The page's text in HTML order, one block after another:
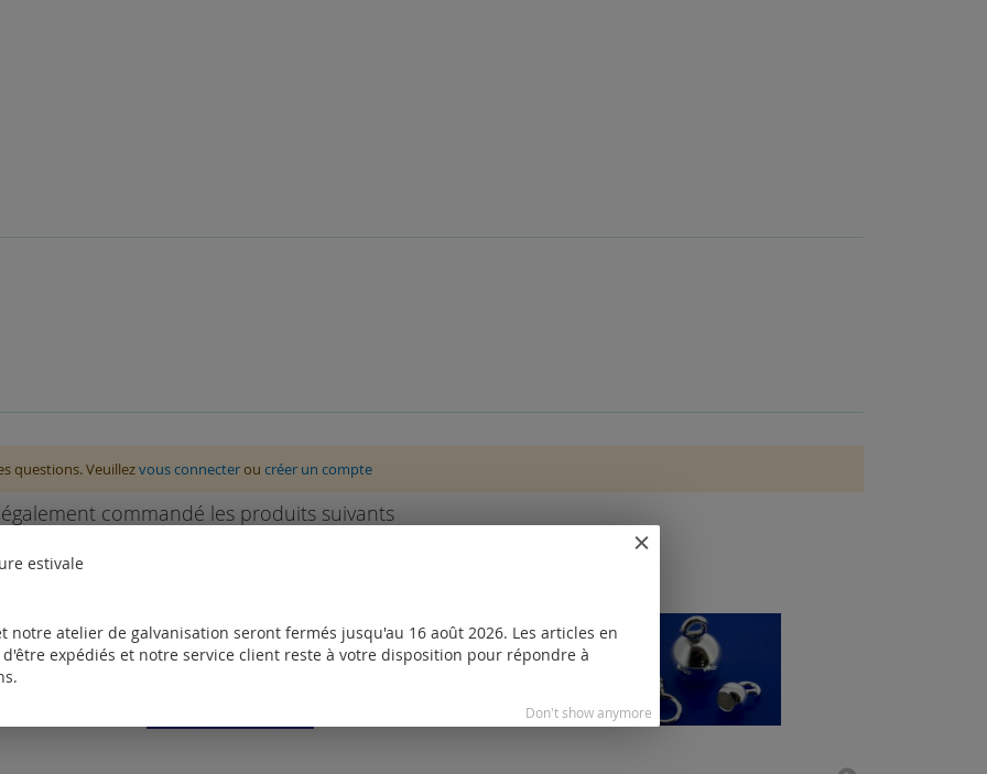
questions. Veuillezvous connecterou créer un compte
commandé les produits suivants
estivale
notre atelier de galvanisation seront fermés jusqu'au 16 août 2026. Les articles en
expédiés et notre service client reste à votre disposition pour répondre à
Don't show anymore